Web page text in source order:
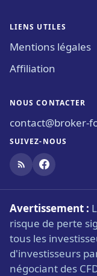
LIENS UTILES
Mentions légales
Affiliation
NOUS CONTACTER
contact@broker-
SUIVEZ-NOUS
Avertissement :
risque de perte
tous les
d'investisseurs
négociant des